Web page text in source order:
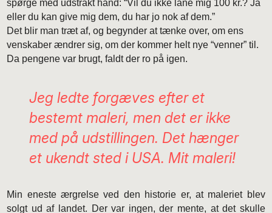
spørge med udstrakt hånd: “Vil du ikke låne mig 100 kr.? Ja
eller du kan give mig dem, du har jo nok af dem.”
Det blir man træt af, og begynder at tænke over, om ens
venskaber ændrer sig, om der kommer helt nye “venner” til.
Da pengene var brugt, faldt der ro på igen.
Jeg ledte forgæves efter et
bestemt maleri, men det er ikke
med på udstillingen. Det hænger
et ukendt sted i USA. Mitmaleri!
Min eneste ærgrelse ved den historie er, at maleriet blev
solgt ud af landet. Der var ingen, der mente, at det skulle